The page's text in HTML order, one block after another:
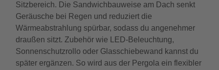
Sitzbereich. Die Sandwichbauweise am Dach senkt
Geräusche bei Regen und reduziert die
Wärmeabstrahlung spürbar, sodass du angenehmer
draußen sitzt. Zubehör wie LED-Beleuchtung,
Sonnenschutzrollo oder Glasschiebewand kannst du
später ergänzen. So wird aus der Pergola ein flexibler